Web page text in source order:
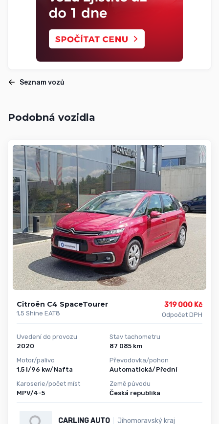
Seznam vozů
Podobná vozidla
Citroën C4 SpaceTourer
1,5 Shine EAT8
319 000 Kč
Odpočet DPH
Uvedení do provozu
2020
Motor/palivo
1,5 l/96 kw/Nafta
Karoserie/počet míst
MPV/4-5
Stav tachometru
87 085 km
Převodovka/pohon
Automatická/Přední
Země původu
Česká republika
CARLING AUTO Jihomoravský kraj